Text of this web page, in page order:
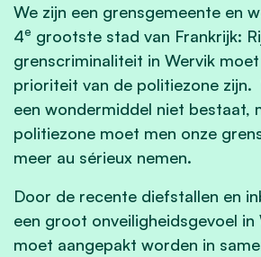
We zijn een grensgemeente en
4e grootste stad van Frankrijk:
grenscriminaliteit in Wervik
prioriteit van de politiezone zijn.
een wondermiddel niet bestaat,
politiezone moet men onze
meer au sérieux nemen.
Door de recente diefstallen en
een groot onveiligheidsgevoel in
moet aangepakt worden in